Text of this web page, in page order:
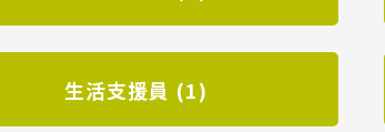
生活支援員 (1)